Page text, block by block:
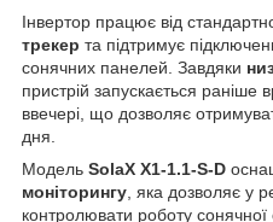
Інвертор працює від
трекер та підтримує
сонячних панелей. Завдяки
пристрій запускається
ввечері, що дозволяє
дня.
Модель SolaX X1-1.1-S-D
моніторингу , яка дозволяє у
контролювати роботу сонячної